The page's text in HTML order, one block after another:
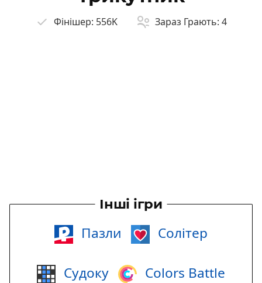
Фінішер: 556K Зараз Грають: 4
Інші ігри
Пазли Солітер
Судоку Colors Battle